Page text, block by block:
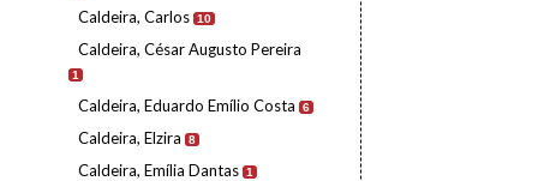
Caldeira, Carlos 10
Caldeira, César Augusto Pereira
1
Caldeira, Eduardo Emílio Costa 6
Caldeira, Elzira 8
Caldeira, Emília Dantas 1